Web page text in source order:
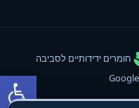
פתח
חומרים ידידותיים לסביבה